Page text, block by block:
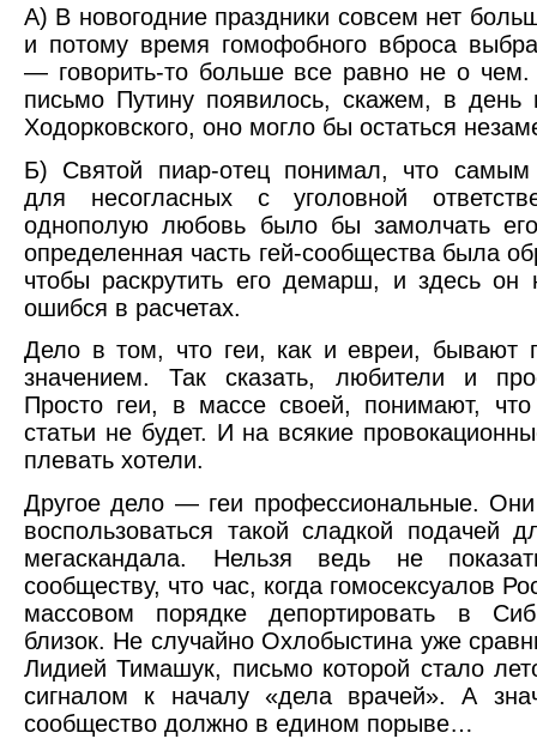
А) В новогодние праздники совсем нет
и потому время гомофобного вброса
— говорить-то больше все равно не о
письмо Путину появилось, скажем, в день
Ходорковского, оно могло бы остаться
Б) Святой пиар-отец понимал, что самым
для несогласных с уголовной
однополую любовь было бы замолчать
определенная часть гей-сообщества была
чтобы раскрутить его демарш, и здесь он
ошибся в расчетах.
Дело в том, что геи, как и евреи, бывают
значением. Так сказать, любители и
Просто геи, в массе своей, понимают, что
статьи не будет. И на всякие
плевать хотели.
Другое дело — геи профессиональные.
воспользоваться такой сладкой подачей
мегаскандала. Нельзя ведь не
сообществу, что час, когда гомосексуалов
массовом порядке депортировать в
близок. Не случайно Охлобыстина уже
Лидией Тимашук, письмо которой стало
сигналом к началу «дела врачей». А
сообщество должно в едином порыве…